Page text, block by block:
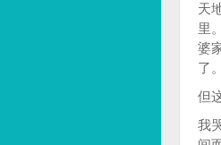
天
里
婆
了
但
我